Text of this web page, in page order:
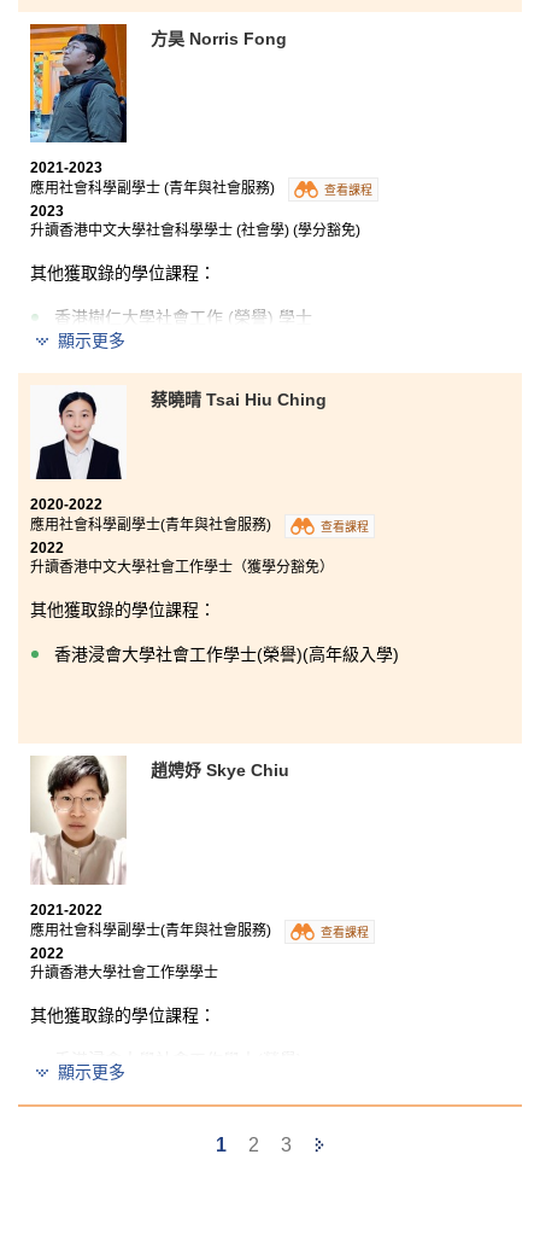
香港都會大學心理學與精神健康榮譽社會科學學士 (學分
豁免)
香港理工大學專業進修學院心理學 (榮譽) 社會科學學士
(兩年制課程)
自問沒有亮麗的成績表，也沒有太多過人之處，面對充
滿未知和不確定性的未來，我懷着忐忑的心，戰戰兢兢
地踏進書院。衷心感謝書院提供優質的教學資源、支援
和機會，不僅讓我獲得知識和技能，更令我發掘到自己
不同的面向、結識到彼此勉勵扶持的朋友、建立自信和
目標，並拓闊視野。在書院這兩年，無疑是我人生中難
忘且寶貴的成長歷程，也為我未來的道路奠定了堅實的
基石，雖然走了彎路，但我卻看見了更多的風景！
DSE和Year 1的同學們，你們現正處於人生中一個充滿挑
戰的階段，壓力不容小覷，但千萬不要忘記好好照顧自
己的身心健康，這樣才能夠走更長遠的路。「雞蛋從外
而破是壓力，從內而破是成長」—人生旅途充滿不同的
可能性，我相信，只要你們肯努力、肯堅持，終有一日
能夠達到目標，完成理想。祝願你們在將來的學習和生
活中取得更多的成就和喜悦，加油！共勉之。
方昊 Norris Fong
2021-2023
應用社會科學副學士 (青年與社會服務)
查看課程
2023
升讀香港中文大學社會科學學士 (社會學) (學分豁免)
其他獲取錄的學位課程：
香港樹仁大學社會工作 (榮譽) 學士
香港樹仁大學心理學 (榮譽) 社會科學學士 (高年級入學)
香港都會大學心理學與精神健康榮譽社會科學學士 (學分
豁免)
剛開始在書院的學習生活時，其實心情很沉重，因為一
未來不確定性的無力感。
然而，我的擔心是沒有必要的，因為書院提供的資源和
支援十分充足及全面，令我可以在兩年的書院生活中找
到自己的目標和前路。書院亦提供了一個自由又安全的
空間，讓我們探索和發揮所長。
如今我已成功入讀大學，要感謝書院的栽培，令我在人
顯示更多
蔡曉晴 Tsai Hiu Ching
2020-2022
應用社會科學副學士(青年與社會服務)
查看課程
2022
升讀香港中文大學社會工作學士（獲學分豁免）
其他獲取錄的學位課程：
香港浸會大學社會工作學士(榮譽)(高年級入學)
趙娉妤 Skye Chiu
2021-2022
應用社會科學副學士(青年與社會服務)
查看課程
2022
升讀香港大學社會工作學學士
其他獲取錄的學位課程：
​香港浸會大學社會工作學士(榮譽)
「擁有夢想，才能實現夢想。」這個課程給予我一個實
同學、講師及學生發展資源中心輔導主任的支持，他們
顯示更多
1 2 3